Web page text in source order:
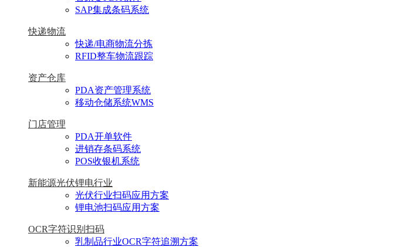
SAP集成条码系统
快递物流
快递/电商物流分拣
RFID整车物流跟踪
资产仓库
PDA资产管理系统
移动仓储系统WMS
门店管理
PDA开单软件
进销存条码系统
POS收银机系统
新能源光伏锂电行业
光伏行业扫码应用方案
锂电池扫码应用方案
OCR字符识别扫码
乳制品行业OCR字符追溯方案